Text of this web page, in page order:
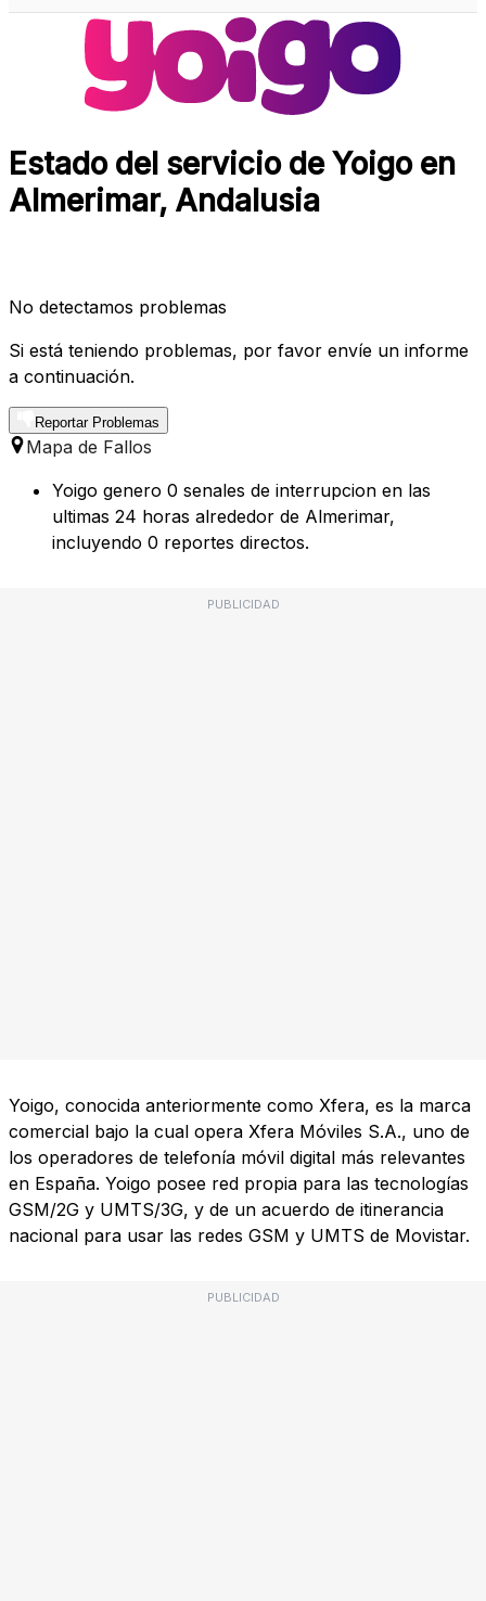
Estado del servicio de Yoigo en
Almerimar, Andalusia
No detectamos problemas
Si está teniendo problemas, por favor envíe un informe
a continuación.
Reportar Problemas
Mapa de Fallos
Yoigo genero 0 senales de interrupcion en las
ultimas 24 horas alrededor de Almerimar,
incluyendo 0 reportes directos.
PUBLICIDAD
Yoigo, conocida anteriormente como Xfera, es la marca
comercial bajo la cual opera Xfera Móviles S.A., uno de
los operadores de telefonía móvil digital más relevantes
en España. Yoigo posee red propia para las tecnologías
GSM/2G y UMTS/3G, y de un acuerdo de itinerancia
nacional para usar las redes GSM y UMTS de Movistar.
PUBLICIDAD